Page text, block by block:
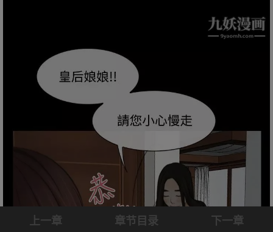
上一章 章节目录 下一章